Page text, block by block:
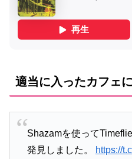
適当に入ったカフェ
Shazamを使って
発見しました。
https://